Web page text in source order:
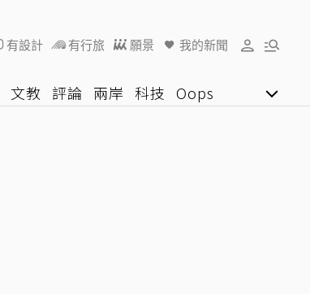
有設計 有行旅 願景 我的新聞
文教 評論 兩岸 科技 Oops